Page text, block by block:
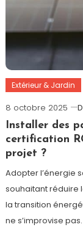
Extérieur & Jardin
8 octobre 2025
Installer des
certification
projet ?
Adopter l’énergie
souhaitant réduire
la transition
ne s’improvise